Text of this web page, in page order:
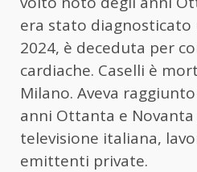
era stato diagnosticato
2024, è deceduta per
cardiache. Caselli è
Milano. Aveva
anni Ottanta e
televisione italiana,
emittenti private.